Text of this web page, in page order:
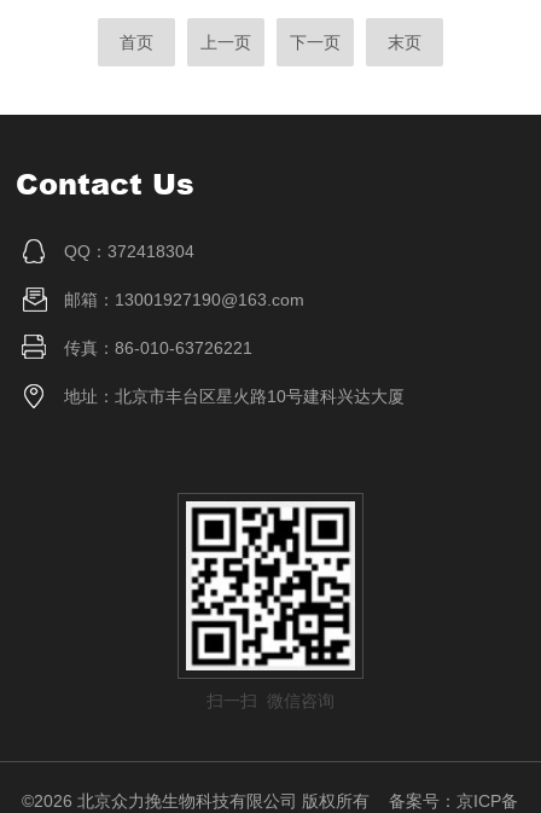
首页 上一页 下一页 末页
Contact Us
QQ：372418304
邮箱：13001927190@163.com
传真：86-010-63726221
地址：北京市丰台区星火路10号建科兴达大厦
扫一扫 微信咨询
©2026 北京众力挽生物科技有限公司 版权所有备案号：京ICP备